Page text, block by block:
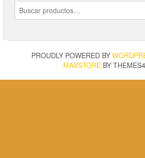
Buscar
por:
PROUDLY POWERED BY
MAXSTORE BY